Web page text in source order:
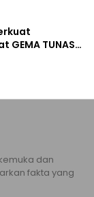
GEMA TUNAS
dan
fakta yang